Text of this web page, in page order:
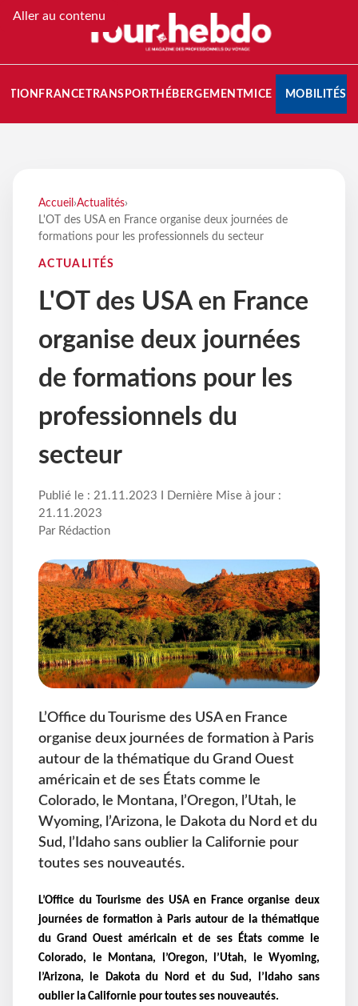
Aller au contenu
FRANCETRANSPORT HÉBERGEMENTMICE MOBILITÉS
Accueil ›Actualités›
L'OT des USA en France organise deux journées de
formations pour les professionnels du secteur
ACTUALITÉS
L'OT des USA en France
organise deux journées
de formations pour les
professionnels du
secteur
Publié le : 21.11.2023 I Dernière Mise à jour :
21.11.2023
Par Rédaction
L’Office du Tourisme des USA en France
organise deux journées de formation à Paris
autour de la thématique du Grand Ouest
américain et de ses États comme le
Colorado, le Montana, l’Oregon, l’Utah, le
Wyoming, l’Arizona, le Dakota du Nord et du
Sud, l’Idaho sans oublier la Californie pour
toutes ses nouveautés.
L’Office du Tourisme des USA en France organise deux
journées de formation à Paris autour de la thématique
du Grand Ouest américain et de ses États comme le
Colorado, le Montana, l’Oregon, l’Utah, le Wyoming,
l’Arizona, le Dakota du Nord et du Sud, l’Idaho sans
oublier la Californie pour toutes ses nouveautés.